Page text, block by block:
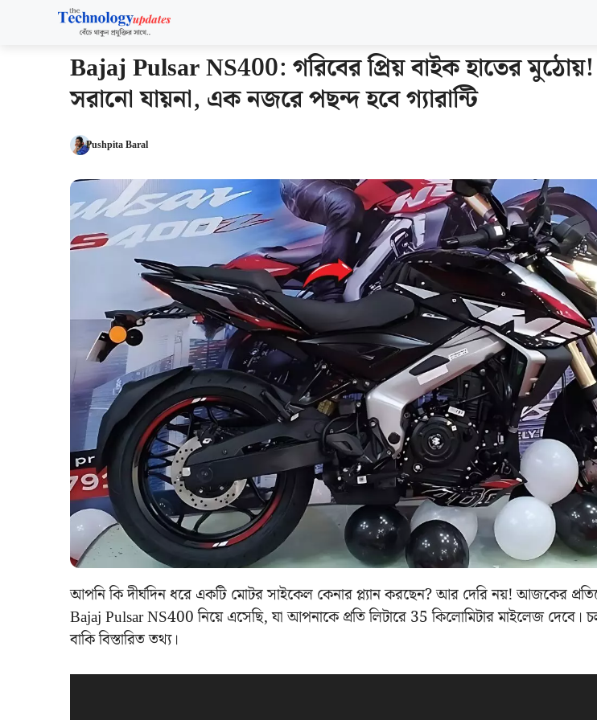
Bajaj Pulsar NS400: গরিবের প্রিয় বাইক হাতের
সরানো যায়না, এক নজরে পছন্দ হবে গ্যারান্টি
Pushpita Baral
আপনি কি দীর্ঘদিন ধরে একটি মোটর সাইকেল কেনার প্ল্যান করছেন? আর দেরি নয়! আজকের
Bajaj Pulsar NS400 নিয়ে এসেছি, যা আপনাকে প্রতি লিটারে 35 কিলোমিটার মাইলেজ
বাকি বিস্তারিত তথ্য।